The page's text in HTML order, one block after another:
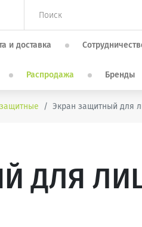
и доставка
Распродажа Бренды
Экран защитный для
ДЛЯ